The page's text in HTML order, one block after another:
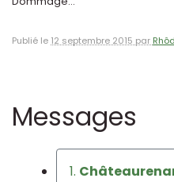
Publié le 12 septembre 2015 par
Messages
1.